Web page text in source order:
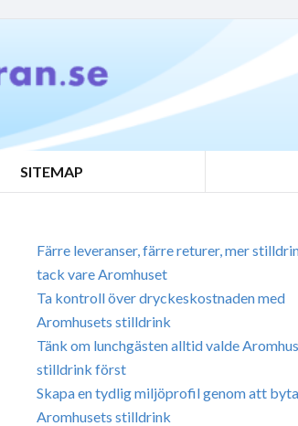
SITEMAP
Färre leveranser, färre returer, mer
tack vare Aromhuset
Ta kontroll över dryckeskostnaden med
Aromhusets stilldrink
Tänk om lunchgästen alltid valde
stilldrink först
Skapa en tydlig miljöprofil genom att
Aromhusets stilldrink